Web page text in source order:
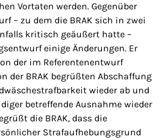
Vortaten werden. Gegenüber
– zu dem die BRAK sich in zwei
kritisch geäußert hatte –
einige Änderungen. Er
der im Referentenentwurf
der BRAK begrüßten Abschaffung
wieder ab und
betreffende Ausnahme wieder
die BRAK, dass die
Strafaufhebungsgrund